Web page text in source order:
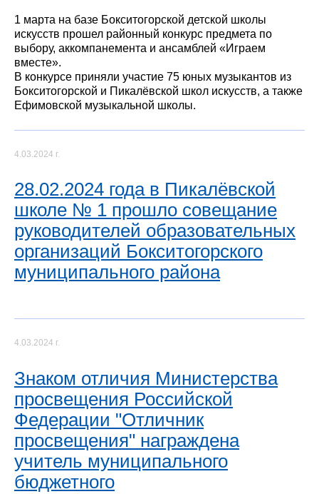
1 марта на базе Бокситогорской детской школы
искусств прошел районный конкурс предмета по
выбору, аккомпанемента и ансамблей «Играем
вместе».
В конкурсе приняли участие 75 юных музыкантов из
Бокситогорской и Пикалёвской школ искусств, а также
Ефимовской музыкальной школы.
4.03.2024 г.
28.02.2024 года в Пикалёвской
школе № 1 прошло совещание
руководителей образовательных
организаций Бокситогорского
муниципального района
4.03.2024 г.
Знаком отличия Министерства
просвещения Российской
Федерации "Отличник
просвещения" награждена
учитель муниципального
бюджетного